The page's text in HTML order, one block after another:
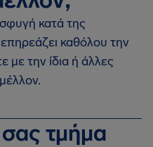
κατά της
καθόλου την
με την ίδια ή άλλες
σας τμήμα